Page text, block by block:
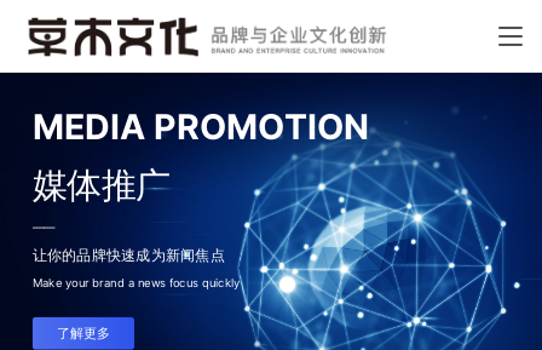
MEDIA PROMOTION
媒体推广
——
让你的品牌快速成为新闻焦点
Make your brand a news focus quickly
了解更多